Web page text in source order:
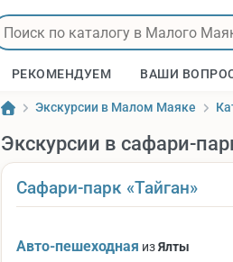
РЕКОМЕНДУЕМ ВАШИ
Экскурсии в Малом Маяке
Экскурсии в сафари-
Сафари-парк «Тайган»
Авто-пешеходная изЯлты